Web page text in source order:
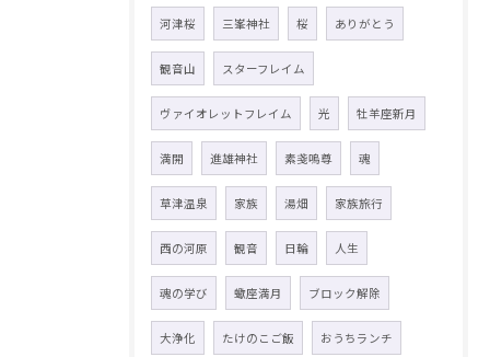
河津桜 三峯神社 桜 ありがとう
観音山 スターフレイム
ヴァイオレットフレイム 光 牡羊座新月
満開 進雄神社 素戔嗚尊 魂
草津温泉 家族 湯畑 家族旅行
西の河原 観音 日輪 人生
魂の学び 蠍座満月 ブロック解除
大浄化 たけのこご飯 おうちランチ